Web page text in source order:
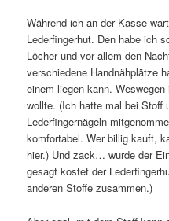
Während ich an der Kasse
Lederfingerhut. Den habe ich
Löcher und vor allem den
verschiedene Handnähplätze
einem liegen kann.
wollte. (Ich hatte mal bei Stoff
Lederfingernägeln
komfortabel. Wer billig kauft,
hier.) Und zack… wurde der
gesagt kostet der
anderen Stoffe zusammen.)